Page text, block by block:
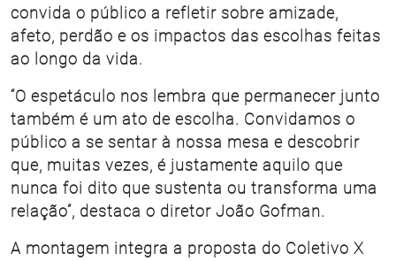
convida o público a refletir sobre amizade,
afeto, perdão e os impactos das escolhas feitas
ao longo da vida.
“O espetáculo nos lembra que permanecer junto
também é um ato de escolha. Convidamos o
público a se sentar à nossa mesa e descobrir
que, muitas vezes, é justamente aquilo que
nunca foi dito que sustenta ou transforma uma
relação”, destaca o diretor João Gofman.
A montagem integra a proposta do Coletivo X